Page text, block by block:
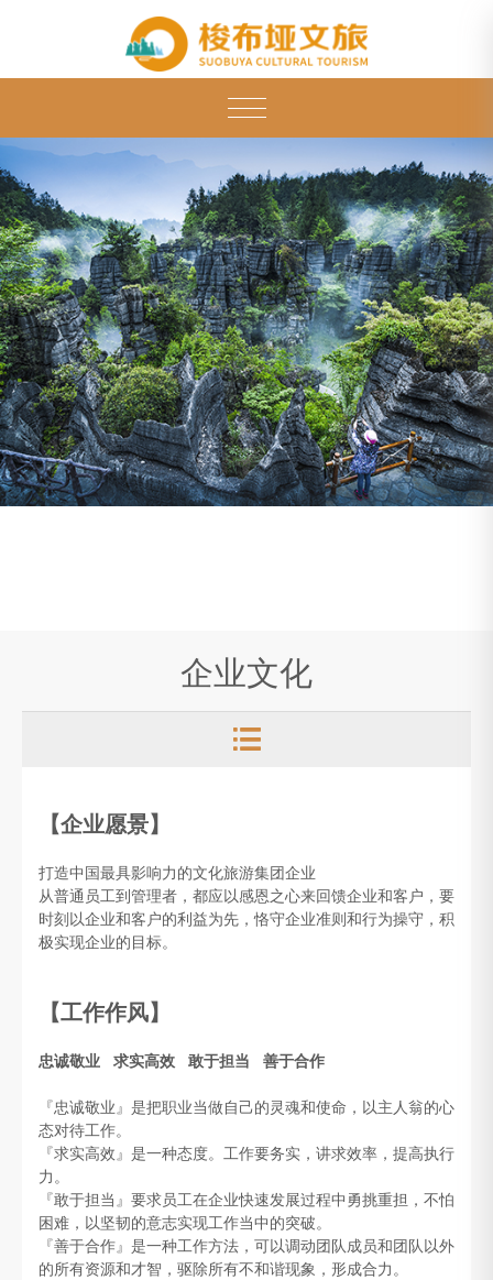
企业文化

【企业愿景】
打造中国最具影响力的文化旅游集团企业
从普通员工到管理者，都应以感恩之心来回馈企业和客户，要
时刻以企业和客户的利益为先，恪守企业准则和行为操守，积
极实现企业的目标。
【工作作风】
忠诚敬业 求实高效 敢于担当 善于合作
『忠诚敬业』是把职业当做自己的灵魂和使命，以主人翁的心
态对待工作。
『求实高效』是一种态度。工作要务实，讲求效率，提高执行
力。
『敢于担当』要求员工在企业快速发展过程中勇挑重担，不怕
困难，以坚韧的意志实现工作当中的突破。
『善于合作』是一种工作方法，可以调动团队成员和团队以外
的所有资源和才智，驱除所有不和谐现象，形成合力。